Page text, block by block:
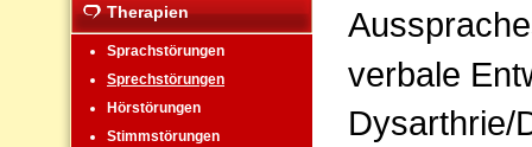
Therapien
Sprachstörungen
Sprechstörungen
Hörstörungen
Stimmstörungen
verbale
Dysarthrie/